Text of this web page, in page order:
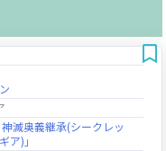
滅奥義継承(シークレッ
ア)」